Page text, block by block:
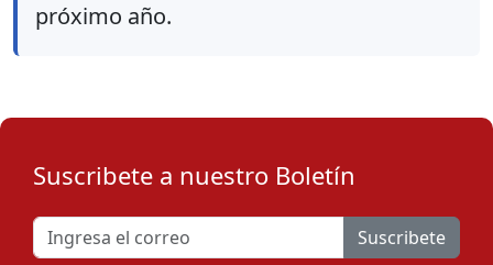
próximo año.
Suscribete a nuestro Boletín
Suscribete